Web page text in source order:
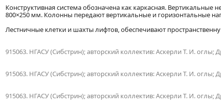
Конструктивная система обозначена как каркасная.
800×250 мм. Колонны передают вертикальные и горизонтальные
Лестничные клетки и шахты лифтов, обеспечивают
915063. НГАСУ (Сибстрин); авторский коллектив: Аскерли Т. И.
915063. НГАСУ (Сибстрин); авторский коллектив: Аскерли Т. И.
915063. НГАСУ (Сибстрин); авторский коллектив: Аскерли Т. И.